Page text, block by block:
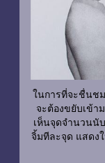
ในการที่จะชื่นช
จะต้องขยับเข้า
เห็นจุดจำนวนนั
จิ้มทีละจุด แสดง